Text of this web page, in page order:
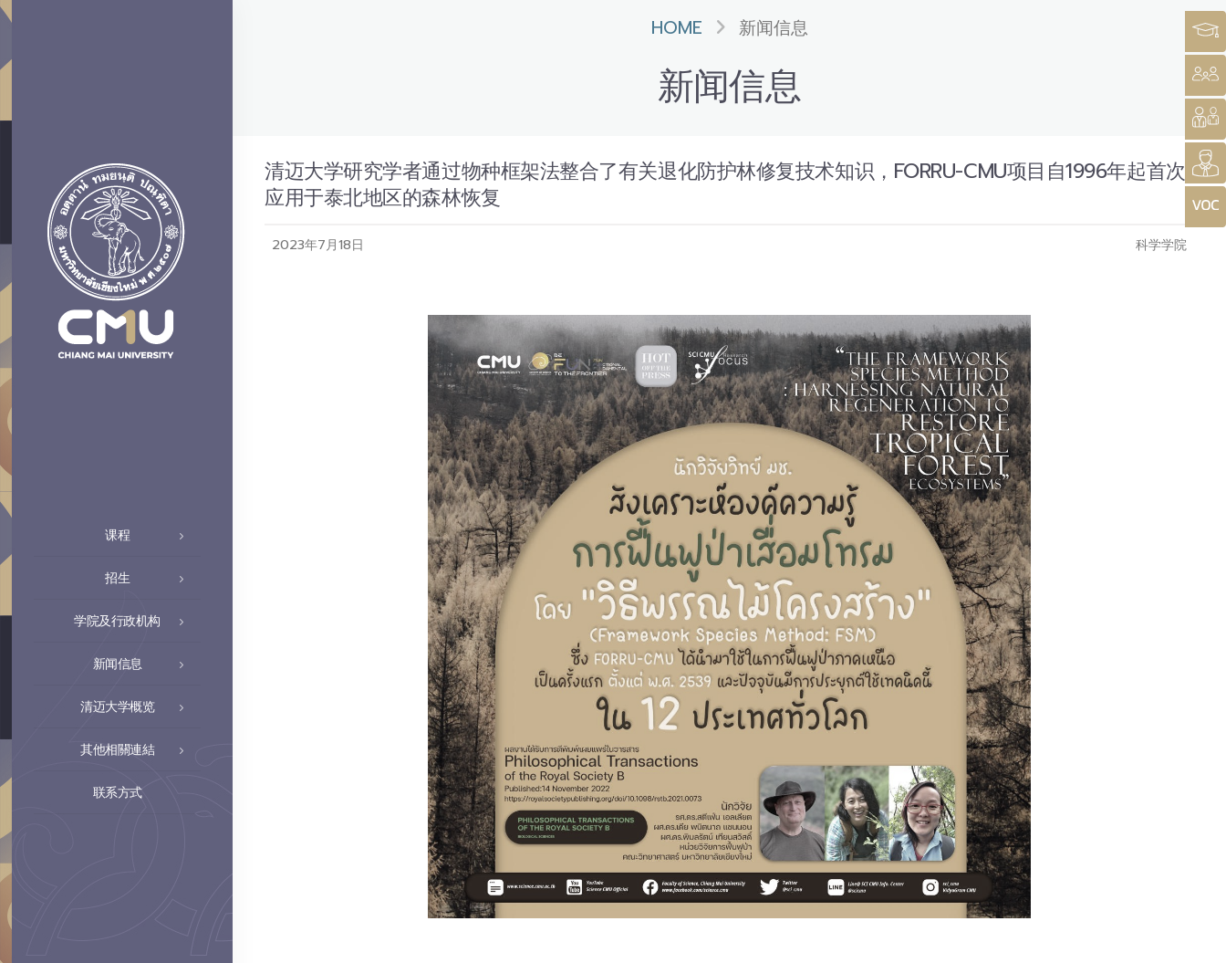
课程
招生
学院及行政机构
新闻信息
清迈大学概览
其他相關連結
联系方式
HOME 新闻信息
新闻信息
清迈大学研究学者通过物种框架法整合了有关退化防护林修复技术知识，FORRU-CMU项目自1996年起首次
应用于泰北地区的森林恢复
2023年7月18日 科学学院